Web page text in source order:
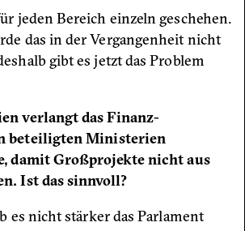
jeden Bereich einzeln geschehen.
das in der Vergangenheit nicht
gibt es jetzt das Problem
verlangt das Finanz­­­
beteiligten Minis­te­rien
damit Großprojekte nicht aus
Ist das sinnvoll?
es nicht stärker das Parlament